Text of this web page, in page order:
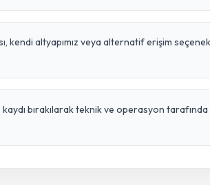
kendi altyapımız veya alternatif erişim
bırakılarak teknik ve operasyon